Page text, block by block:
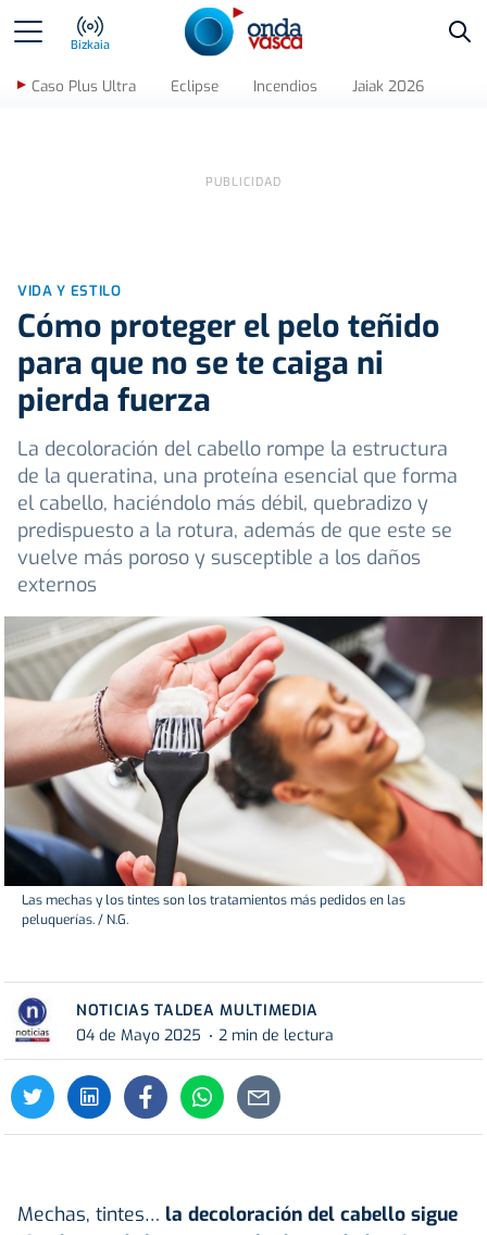
Bizkaia
Caso Plus Ultra Eclipse Incendios Jaiak 2026
VIDA Y ESTILO
Cómo proteger el pelo teñido
para que no se te caiga ni
pierda fuerza
La decoloración del cabello rompe la estructura
de la queratina, una proteína esencial que forma
el cabello, haciéndolo más débil, quebradizo y
predispuesto a la rotura, además de que este se
vuelve más poroso y susceptible a los daños
externos
Las mechas y los tintes son los tratamientos más pedidos en las
peluquerías. / N.G.
NOTICIAS TALDEA MULTIMEDIA
04 de Mayo 2025
2 min de lectura
Mechas, tintes… la decoloración del cabello sigue